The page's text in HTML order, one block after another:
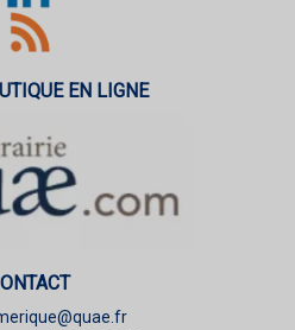
EN LIGNE